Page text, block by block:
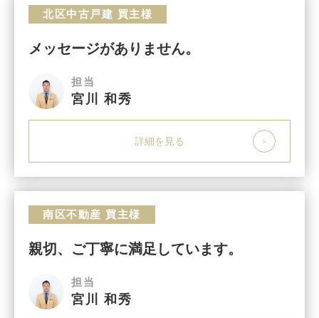
北区中古戸建 買主様
メッセージがありません。
担当
宮川 和秀
詳細を見る
南区不動産 買主様
親切、ご丁寧に満足しています。
担当
宮川 和秀